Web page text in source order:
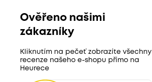
Ověřeno našimi
zákazníky
Kliknutím na pečeť zobrazíte všechny
recenze našeho e-shopu přímo na
Heurece